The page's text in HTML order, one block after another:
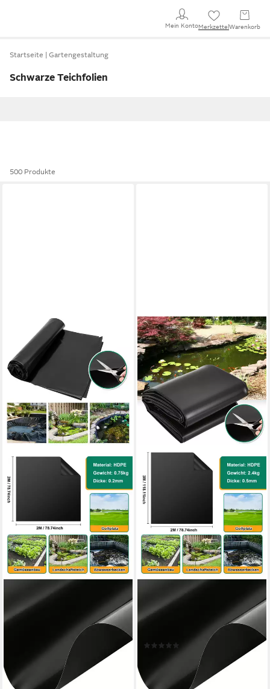
Mein KontoMerkzettel Warenkorb
Startseite Gartengestaltung
Schwarze Teichfolien
500 Produkte
Teichfolie Teichfolie
Teichfolieschwarz, Stärke 0,2
UVP39,98 €
-50%
lieferbar - in 6-7 Werktagen bei dir
Teichfolie Teichfolie
Teichfolieschwarz, Hochbeet,
TeichStärke, 0,5 mm
(2)
ab 24,99 € UVP
(1,04 €/ 1 qm)
-50%